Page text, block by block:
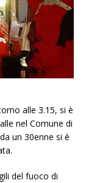
alle 3.15, si è
nel Comune di
un 30enne si è
del fuoco di